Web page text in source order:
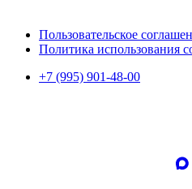
Пользовательское
Политика использования
+7 (995) 901-48-00